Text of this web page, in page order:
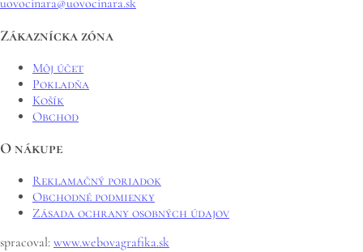
uovocinara@uovocinara.sk
Zákaznícka zóna
Môj účet
Pokladňa
Košík
Obchod
O nákupe
Reklamačný poriadok
Obchodné podmienky
Zásada ochrany osobných údajov
spracoval: www.webovagrafika.sk